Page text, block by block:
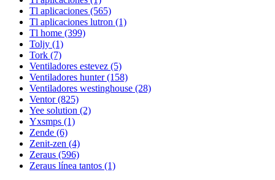
Tl aplicaciones (565)
Tl aplicaciones lutron (1)
Tl home (399)
Toljy (1)
Tork (7)
Ventiladores estevez (5)
Ventiladores hunter (158)
Ventiladores westinghouse (28)
Ventor (825)
Yee solution (2)
Yxsmps (1)
Zende (6)
Zenit-zen (4)
Zeraus (596)
Zeraus línea tantos (1)